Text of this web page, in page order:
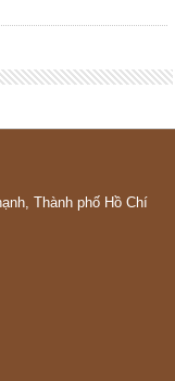
Thành phố Hồ Chí